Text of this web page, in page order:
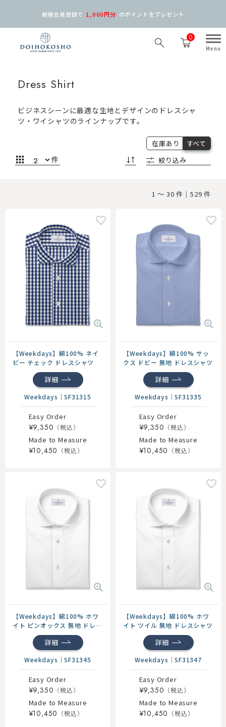
0
新規会員登録で 1,000円分 のポイントをプレゼント
Dress Shirt
ビジネスシーンに最適な生地とデザインのドレスシャ
ツ・ワイシャツのラインナップです。
件
在庫あり
すべて
絞り込み
1 ～ 30 件｜529 件
【Weekdays】綿100% ネイ
ビー チェック ドレスシャツ
詳細
Weekdays ｜SF31315
Easy Order
¥9,350
Made to Measure
¥10,450
【Weekdays】綿100% サッ
クス ドビー 無地 ドレスシャツ
詳細
Weekdays ｜SF31335
Easy Order
¥9,350
Made to Measure
¥10,450
【Weekdays】綿100% ホワ
イト ピンオックス 無地 ドレス
詳細
Weekdays ｜SF31345
Easy Order
¥9,350
Made to Measure
¥10,450
【Weekdays】綿100% ホワ
イト ツイル 無地 ドレスシャツ
詳細
Weekdays ｜SF31347
Easy Order
¥9,350
Made to Measure
¥10,450